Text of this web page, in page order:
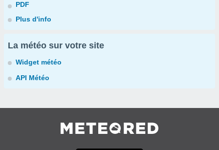
PDF
Plus d'info
La météo sur votre site
Widget météo
API Météo